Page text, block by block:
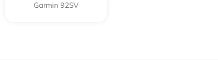
Garmin 92SV